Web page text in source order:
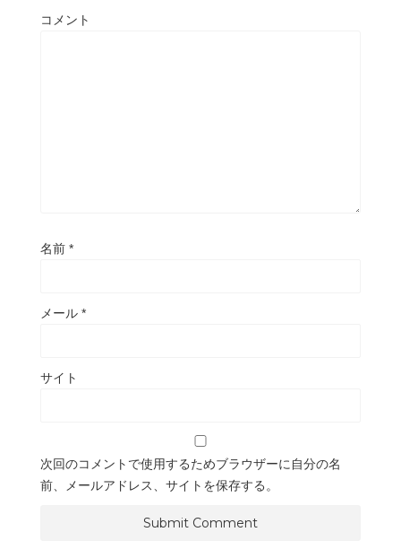
コメント
名前 *
メール *
サイト
次回のコメントで使用するためブラウザーに自分の名
前、メールアドレス、サイトを保存する。